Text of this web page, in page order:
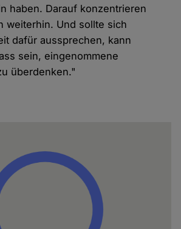
haben. Darauf konzentrieren
weiterhin. Und sollte sich
dafür aussprechen, kann
sein, eingenommene
überdenken."